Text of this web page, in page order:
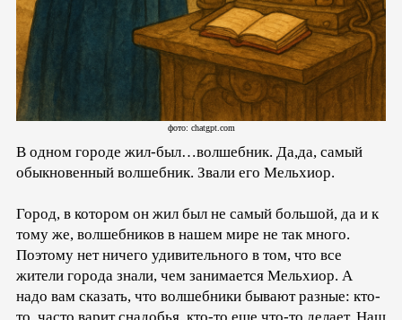
фото: chatgpt.com
В одном городе жил-был…волшебник. Да,да, самый
обыкновенный волшебник. Звали его Мельхиор.
Город, в котором он жил был не самый большой, да и к
тому же, волшебников в нашем мире не так много.
Поэтому нет ничего удивительного в том, что все
жители города знали, чем занимается Мельхиор. А
надо вам сказать, что волшебники бывают разные: кто-
то часто варит снадобья, кто-то еще что-то делает. Наш